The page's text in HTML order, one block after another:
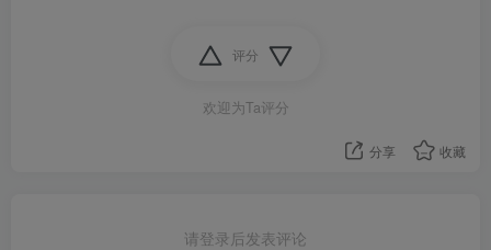
评分
欢迎为Ta评分
分享 收藏
请登录后发表评论